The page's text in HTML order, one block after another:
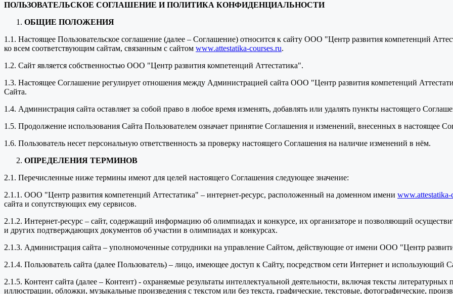
ПОЛЬЗОВАТЕЛЬСКОЕ СОГЛАШЕНИЕ И ПОЛИТИКА КОНФИДЕНЦИАЛЬНОСТИ
ОБЩИЕ ПОЛОЖЕНИЯ
1.1. Настоящее Пользовательское соглашение (далее – Соглашение) относится к сайту ООО "Центр развития компетенций
ко всем соответствующим сайтам, связанным с сайтом www.attestatika-courses.ru.
1.2. Сайт является собственностью ООО "Центр развития компетенций Аттестатика".
1.3. Настоящее Соглашение регулирует отношения между Администрацией сайта ООО "Центр развития компетенций
Сайта.
1.4. Администрация сайта оставляет за собой право в любое время изменять, добавлять или удалять пункты настоящего
1.5. Продолжение использования Сайта Пользователем означает принятие Соглашения и изменений, внесенных в настоящее
1.6. Пользователь несет персональную ответственность за проверку настоящего Соглашения на наличие изменений в нём.
ОПРЕДЕЛЕНИЯ ТЕРМИНОВ
2.1. Перечисленные ниже термины имеют для целей настоящего Соглашения следующее значение:
2.1.1. ООО "Центр развития компетенций Аттестатика" – интернет-ресурс, расположенный на доменном имени www.attestatika-
сайта и сопутствующих ему сервисов.
2.1.2. Интернет-ресурс – сайт, содержащий информацию об олимпиадах и конкурсе, их организаторе и позволяющий
и других подтверждающих документов об участии в олимпиадах и конкурсах.
2.1.3. Администрация сайта – уполномоченные сотрудники на управление Сайтом, действующие от имени ООО "Центр
2.1.4. Пользователь сайта (далее Пользователь) – лицо, имеющее доступ к Сайту, посредством сети Интернет и использующий
2.1.5. Контент сайта (далее – Контент) - охраняемые результаты интеллектуальной деятельности, включая тексты
иллюстрации, обложки, музыкальные произведения с текстом или без текста, графические, текстовые, фотографические,